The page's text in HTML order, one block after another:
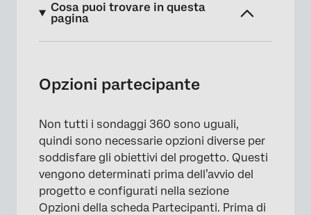
Cosa puoi trovare in questa
pagina
Importare partecipanti
Opzioni partecipante
Non tutti i sondaggi 360 sono uguali,
quindi sono necessarie opzioni diverse per
soddisfare gli obiettivi del progetto. Questi
vengono determinati prima dell’avvio del
progetto e configurati nella sezione
Opzioni della scheda Partecipanti. Prima di